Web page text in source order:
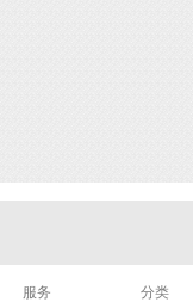
服务
分类